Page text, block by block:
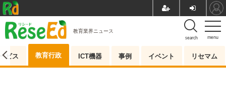
menu
search
教育業界ニュース
ビス 教育行政 ICT機器 事例 イベント リセマム